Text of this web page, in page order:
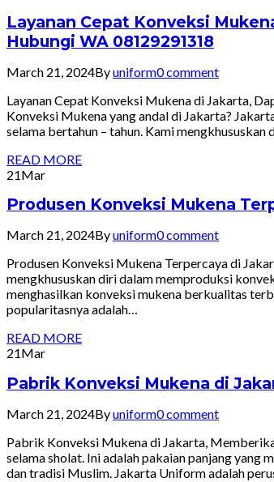
Layanan Cepat Konveksi
Hubungi WA 08129291318
March 21, 2024Byuniform0 comment
Layanan Cepat Konveksi Mukena di Jakarta,
Konveksi Mukena yang andal di Jakarta?
selama bertahun – tahun. Kami
READ MORE
21Mar
Produsen Konveksi Mukena
March 21, 2024Byuniform0 comment
Produsen Konveksi Mukena Terpercaya di
mengkhususkan diri dalam memproduksi
menghasilkan konveksi mukena berkualitas
popularitasnya adalah…
READ MORE
21Mar
Pabrik Konveksi Mukena di
March 21, 2024Byuniform0 comment
Pabrik Konveksi Mukena di Jakarta,
selama sholat. Ini adalah pakaian panjang
dan tradisi Muslim. Jakarta Uniform adalah